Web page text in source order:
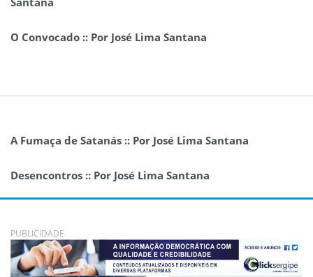
O Convocado :: Por José Lima Santana
A Fumaça de Satanás :: Por José Lima Santana
Desencontros :: Por José Lima Santana
PUBLICIDADE